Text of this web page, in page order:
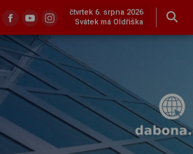
čtvrtek 6. srpna 2026
Svátek má Oldřiška